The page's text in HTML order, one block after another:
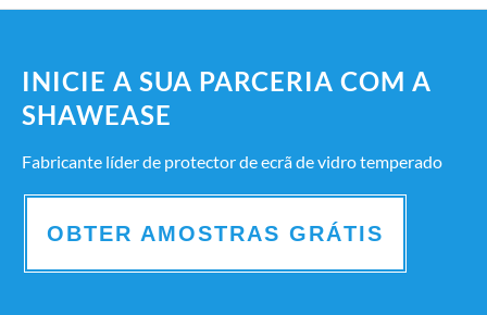
INICIE A SUA PARCERIA COM A
SHAWEASE
Fabricante líder de protector de ecrã de vidro temperado
OBTER AMOSTRAS GRÁTIS